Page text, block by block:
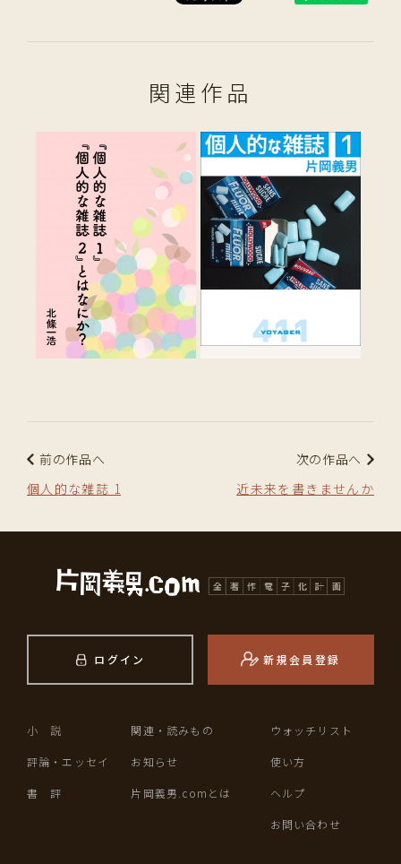
関連作品
前の作品へ
個人的な雑誌 1
次の作品へ
近未来を書きませんか
ログイン 新規会員登録
小 説
評論・エッセイ
書 評
関連・読みもの
お知らせ
片岡義男.comとは
ウォッチリスト
使い方
ヘルプ
お問い合わせ